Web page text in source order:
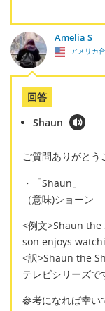
Amelia S
アメリカ
回答
Shaun
ご質問ありがとう
・「Shaun」
（意味)ショーン
<例文>Shaun
son enjoys
<訳>Shaun the
テレビシリーズで
参考になれば幸い